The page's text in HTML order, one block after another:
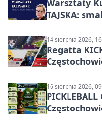
Warsztaty
TAJSKA:
14 sierpnia 2026,
Regatta
16 sierpnia 2026,
PICKLEBALL